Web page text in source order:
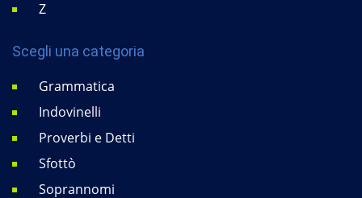
Z
Scegli una categoria
Grammatica
Indovinelli
Proverbi e Detti
Sfottò
Soprannomi